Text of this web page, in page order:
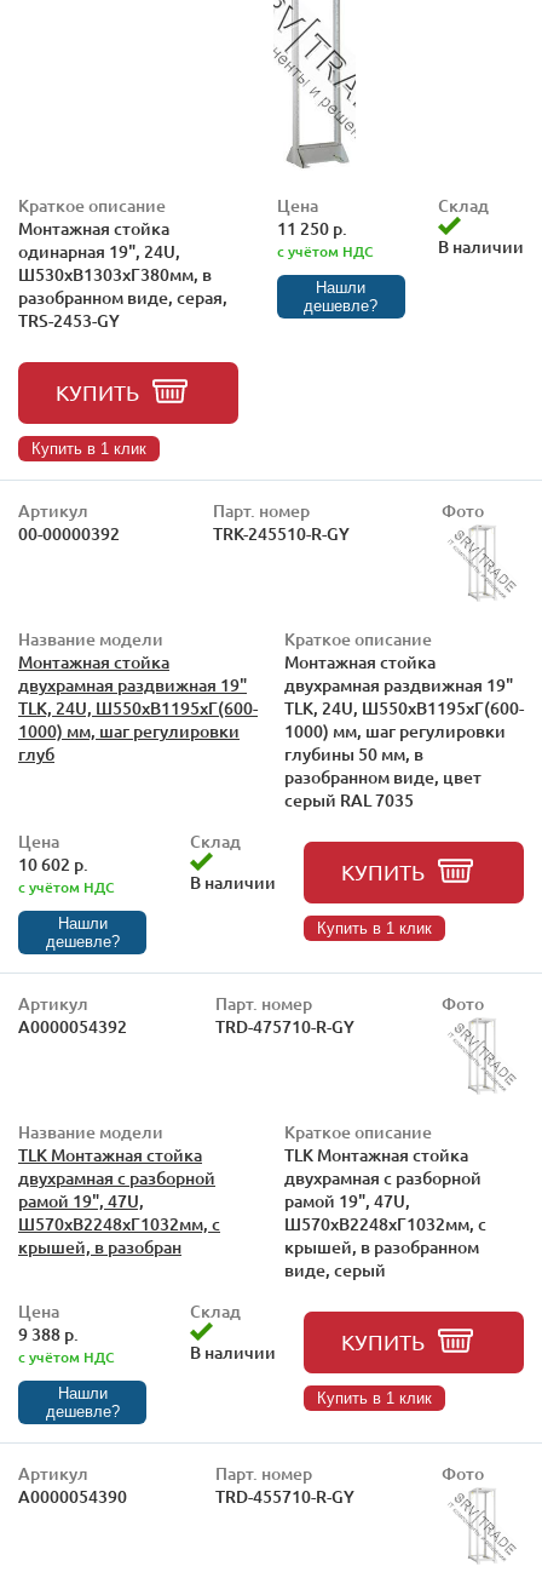
Краткое описание
Монтажная стойка
одинарная 19", 24U,
Ш530xВ1303хГ380мм, в
разобранном виде, серая,
TRS-2453-GY
Цена
11 250 р.
с учётом НДС
Нашли
дешевле?
Склад
В наличии
КУПИТЬ
Купить в 1 клик
Артикул
00-00000392
Парт. номер
TRK-245510-R-GY
Фото
Название модели
Монтажная стойка
двухрамная раздвижная 19"
TLK, 24U, Ш550xВ1195xГ(600-
1000) мм, шаг регулировки
глуб
Краткое описание
Монтажная стойка
двухрамная раздвижная 19"
TLK, 24U, Ш550xВ1195xГ(600-
1000) мм, шаг регулировки
глубины 50 мм, в
разобранном виде, цвет
серый RAL 7035
Цена
10 602 р.
с учётом НДС
Нашли
дешевле?
Склад
В наличии
КУПИТЬ
Купить в 1 клик
Артикул
А0000054392
Парт. номер
TRD-475710-R-GY
Фото
Название модели
TLK Монтажная стойка
двухрамная с разборной
рамой 19", 47U,
Ш570xВ2248xГ1032мм, с
крышей, в разобран
Краткое описание
TLK Монтажная стойка
двухрамная с разборной
рамой 19", 47U,
Ш570xВ2248xГ1032мм, с
крышей, в разобранном
виде, серый
Цена
9 388 р.
с учётом НДС
Нашли
дешевле?
Склад
В наличии
КУПИТЬ
Купить в 1 клик
Артикул
А0000054390
Парт. номер
TRD-455710-R-GY
Фото